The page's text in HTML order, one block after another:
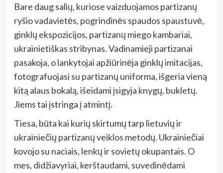
Bare daug salių, kuriose vaizduojamos partizanų
ryšio vadavietės, pogrindinės spaudos spaustuvė,
ginklų ekspozicijos, partizanų miego kambariai,
ukrainietiškas stribynas. Vadinamieji partizanai
pasakoja, o lankytojai apžiūrinėja ginklų imitacijas,
fotografuojasi su partizanų uniforma, išgeria vieną
kitą alaus bokalą, išeidami įsigyja knygų, bukletų.
Jiems tai įstringa į atmintį.
Tiesa, būta kai kurių skirtumų tarp lietuvių ir
ukrainiečių partizanų veiklos metodų. Ukrainiečiai
kovojo su naciais, lenkų ir sovietų okupantais. O
mes, didžiavyriai, kerštaudami, suvedinėdami